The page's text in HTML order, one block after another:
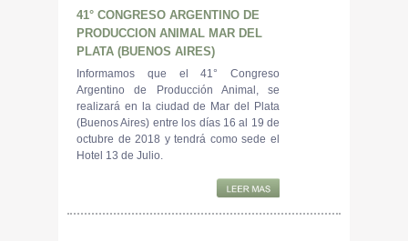
41° CONGRESO ARGENTINO DE
PRODUCCION ANIMAL MAR DEL
PLATA (BUENOS AIRES)
Informamos que el 41° Congreso
Argentino de Producción Animal, se
realizará en la ciudad de Mar del Plata
(Buenos Aires) entre los días 16 al 19 de
octubre de 2018 y tendrá como sede el
Hotel 13 de Julio.